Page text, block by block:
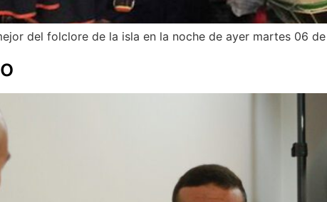
del folclore de la isla en la noche de ayer martes 06